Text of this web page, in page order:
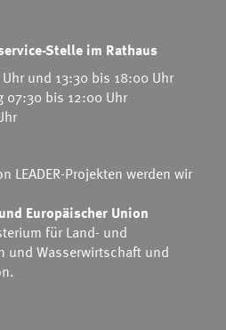
Stelle im Rathaus
und 13:30 bis 18:00 Uhr
07:30 bis 12:00 Uhr
LEADER-Projekten werden wir
Europäischer Union
für Land- und
und Wasserwirtschaft und